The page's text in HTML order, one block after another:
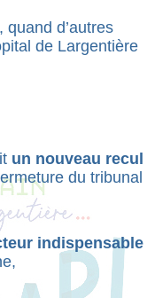
, quand d’autres
de Largentière
un nouveau recul
du tribunal
indispensable